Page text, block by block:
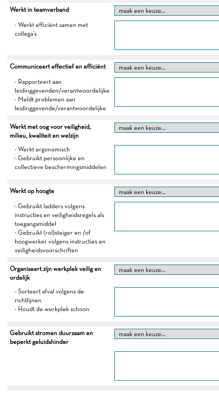
Werkt in teamverband
- Werkt efficiënt samen met
collega's
Communiceert effectief en efficiënt
- Rapporteert aan
leidinggevenden/verantwoordelijke
- Meldt problemen aan
leidinggevende/verantwoordelijke
Werkt met oog voor veiligheid,
milieu, kwaliteit en welzijn
- Werkt ergonomisch
- Gebruikt persoonlijke en
collectieve beschermingsmiddelen
Werkt op hoogte
- Gebruikt ladders volgens
instructies en veiligheidsregels als
toegangsmiddel
- Gebruikt (rol)steiger en /of
hoogwerker volgens instructies en
veiligheidsvoorschriften
Organiseert zijn werkplek veilig en
ordelijk
- Sorteert afval volgens de
richtlijnen
- Houdt de werkplek schoon
Gebruikt stromen duurzaam en
beperkt geluidshinder